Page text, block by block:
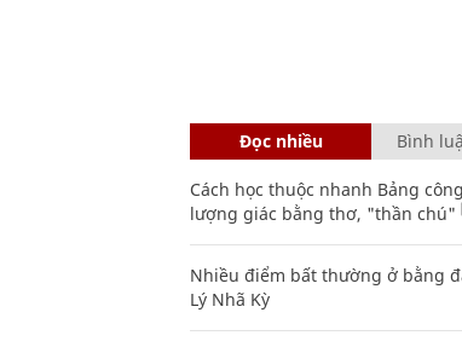
Đọc nhiều Bình
Cách học thuộc nhanh Bảng
lượng giác bằng thơ, "thần chú"
Nhiều điểm bất thường ở bằng
Lý Nhã Kỳ